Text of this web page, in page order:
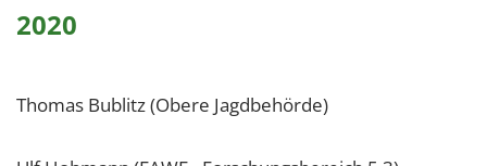
2020
Thomas Bublitz (Obere Jagdbehörde)
Plattformen anzeigen zu können, werden von
diesen externen Medien Cookies gesetzt.